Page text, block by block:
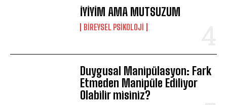
İYİYİM AMA MUTSUZUM
BIREYSEL PSIKOLOJI
Duygusal Manipülasyon: Fark
Etmeden Manipüle Ediliyor
Olabilir misiniz?